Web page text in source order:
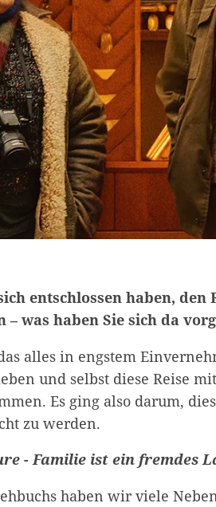
entschlossen haben, den
was haben Sie sich da
alles in engstem
und selbst diese Reise
Es ging also darum,
zu werden.
- Familie ist ein fremdes
haben wir viele